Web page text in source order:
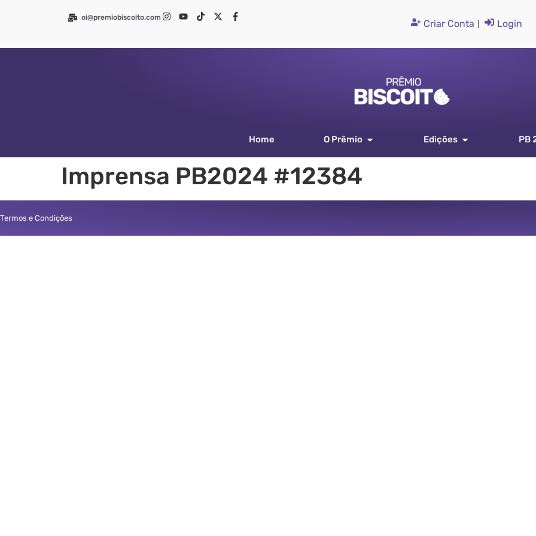
oi@premiobiscoito.com
Criar Conta | Login
Home O Prêmio Edições PB
Imprensa PB2024 #12384
Termos e Condições